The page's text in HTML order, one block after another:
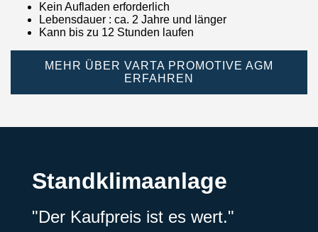
Kein Aufladen erforderlich
Lebensdauer : ca. 2 Jahre und länger
Kann bis zu 12 Stunden laufen
MEHR ÜBER VARTA PROMOTIVE AGM
ERFAHREN
Standklimaanlage
"Der Kaufpreis ist es wert."